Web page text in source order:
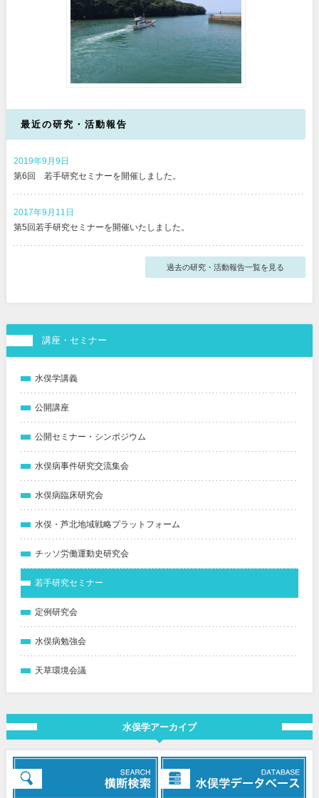
最近の研究・活動報告
2019年9月9日
第6回 若手研究セミナーを開催しました。
2017年9月11日
第5回若手研究セミナーを開催いたしました。
過去の研究・活動報告一覧を見る
講座・セミナー
水俣学講義
公開講座
公開セミナー・シンポジウム
水俣病事件研究交流集会
水俣病臨床研究会
水俣・芦北地域戦略プラットフォーム
チッソ労働運動史研究会
若手研究セミナー
定例研究会
水俣病勉強会
天草環境会議
水俣学アーカイブ